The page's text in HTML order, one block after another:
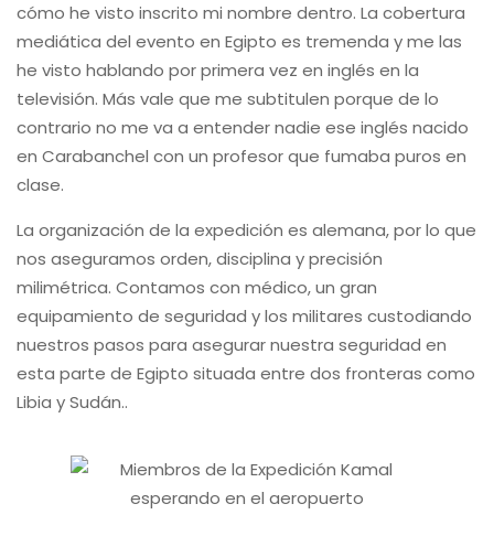
cómo he visto inscrito mi nombre dentro. La cobertura
mediática del evento en Egipto es tremenda y me las
he visto hablando por primera vez en inglés en la
televisión. Más vale que me subtitulen porque de lo
contrario no me va a entender nadie ese inglés nacido
en Carabanchel con un profesor que fumaba puros en
clase.
La organización de la expedición es alemana, por lo que
nos aseguramos orden, disciplina y precisión
milimétrica. Contamos con médico, un gran
equipamiento de seguridad y los militares custodiando
nuestros pasos para asegurar nuestra seguridad en
esta parte de Egipto situada entre dos fronteras como
Libia y Sudán..